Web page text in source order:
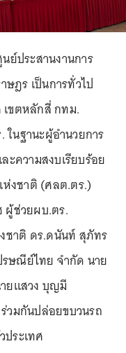
ย์ประสานงานการ
ฎร เป็นการทั่วไป
ขตหลักสี่ กทม.
นฐานะผู้อำนวยการ
ความสงบเรียบร้อย
ห่งชาติ (ศลต.ตร.)
ผู้ช่วยผบ.ตร.
ชาติ ดร.ดนันท์ สุภัทร
ษณีย์ไทย จำกัด นาย
ยแสวง บุญมี
วมกันปล่อยขบวนรถ
ระเทศ